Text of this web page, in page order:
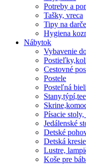
Potreby a
Tašky, vreca
Tipy na
Hygiena
Nábytok
Vybavenie
Cestovné
Postele
Posteľná
Písacie
Jedálenské
Detské
Detská
Lustre,
Koše pre